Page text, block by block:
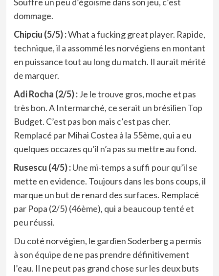
Souffre un peu d’égoisme dans son jeu, c’est
dommage.
Chipciu (5/5) :What a fucking great player. Rapide,
technique, il a assommé les norvégiens en montant
en puissance tout au long du match. Il aurait mérité
de marquer.
Adi Rocha (2/5) :Je le trouve gros, moche et pas
très bon. A Intermarché, ce serait un brésilien Top
Budget. C’est pas bon mais c’est pas cher.
Remplacé par Mihai Costea à la 55ème, qui a eu
quelques occazes qu’il n’a pas su mettre au fond.
Rusescu (4/5) :Une mi-temps a suffi pour qu’il se
mette en evidence. Toujours dans les bons coups, il
marque un but de renard des surfaces. Remplacé
par Popa (2/5) (46ème), qui a beaucoup tenté et
peu réussi.
Du coté norvégien, le gardien Soderberg a permis
à son équipe de ne pas prendre définitivement
l’eau. Il ne peut pas grand chose sur les deux buts